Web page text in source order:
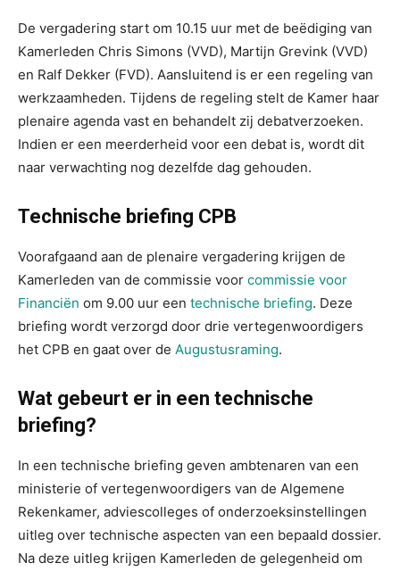
De vergadering start om 10.15 uur met de beëdiging van
Kamerleden Chris Simons (VVD), Martijn Grevink (VVD)
en Ralf Dekker (FVD). Aansluitend is er een regeling van
werkzaamheden. Tijdens de regeling stelt de Kamer haar
plenaire agenda vast en behandelt zij debatverzoeken.
Indien er een meerderheid voor een debat is, wordt dit
naar verwachting nog dezelfde dag gehouden.
Technische briefing CPB
Voorafgaand aan de plenaire vergadering krijgen de
Kamerleden van de commissie voor commissie voor
Financiën om 9.00 uur een technische briefing. Deze
briefing wordt verzorgd door drie vertegenwoordigers
het CPB en gaat over de Augustusraming.
Wat gebeurt er in een technische
briefing?
In een technische briefing geven ambtenaren van een
ministerie of vertegenwoordigers van de Algemene
Rekenkamer, adviescolleges of onderzoeksinstellingen
uitleg over technische aspecten van een bepaald dossier.
Na deze uitleg krijgen Kamerleden de gelegenheid om